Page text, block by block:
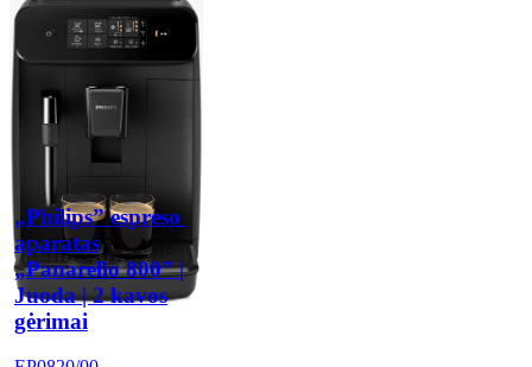
„Philips” espreso
aparatas
„Panarello 800” |
Juoda | 2 kavos
gėrimai